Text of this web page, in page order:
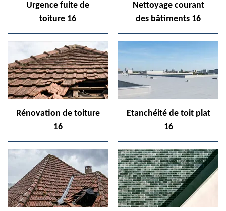
Urgence fuite de
toiture 16
Nettoyage courant
des bâtiments 16
Rénovation de toiture
16
Etanchéité de toit plat
16